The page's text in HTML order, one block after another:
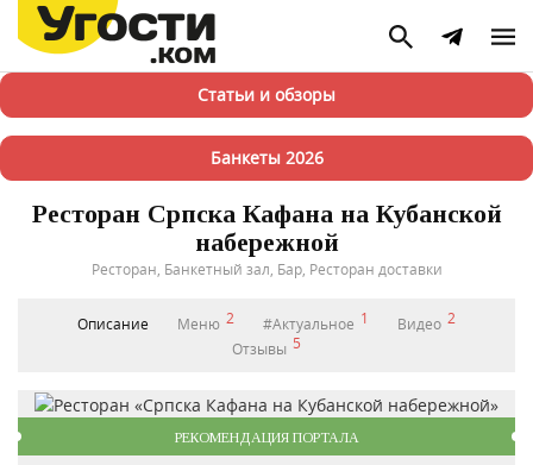
Статьи и обзоры
Банкеты 2026
Ресторан Српска Кафана на Кубанской
набережной
Ресторан, Банкетный зал, Бар, Ресторан доставки
Описание Меню 2 #Актуальное 1 Видео 2
Отзывы 5
РЕКОМЕНДАЦИЯ ПОРТАЛА